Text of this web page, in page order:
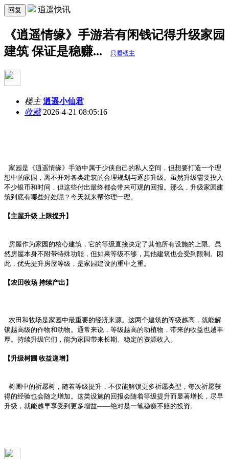
回复 逍遥快讯
《逍遥情缘》手游若有闲钱记得升级家园
建筑 保证是稳赚...
只看楼主
楼主 逍遥小仙君
收藏2026-4-21 08:05:16
家园是《逍遥情缘》手游中属于少侠自己的私人空间，但想要打造一个理
想中的家园，离不开对各类建筑的合理规划与逐步升级。虽然升级需要投入
不少银币和时间，但这些付出最终都会带来可观的回报。那么，升级家园建
筑到底有哪些好处呢？今天就来帮你理一理。
【主屋升级 上限提升】
房屋作为家园的核心建筑，它的等级直接决定了其他所有设施的上限。虽
然房屋本身不附带特殊功能，但如果等级不够，其他建筑也会受到限制。因
此，优先提升房屋等级，是家园建设的重中之重。
【农田牧场 持续产出】
农田和牧场是家园中最重要的经济来源。这两个建筑的等级越高，就能解
锁越高级的作物和动物。通常来说，等级越高的动植物，带来的收益也越丰
厚。持续升级它们，能为家园带来长期、稳定的资源收入。
【升级树圃 收益递增】
树圃中的祈愿树，随着等级提升，不仅能解锁更多祈愿类型，每次祈愿获
得的经验也会随之增加。这类设施的回报会随着等级提升而显著增长，尽早
升级，就能越早享受到更多增益——绝对是一笔稳赚不赔的投资。